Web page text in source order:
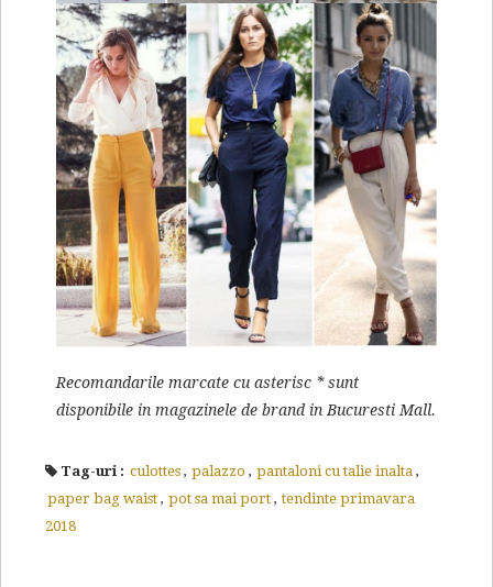
Recomandarile marcate cu asterisc * sunt
disponibile in magazinele de brand in Bucuresti Mall.
Tag-uri : culottes , palazzo , pantaloni cu talie inalta ,
paper bag waist , pot sa mai port , tendinte primavara
2018